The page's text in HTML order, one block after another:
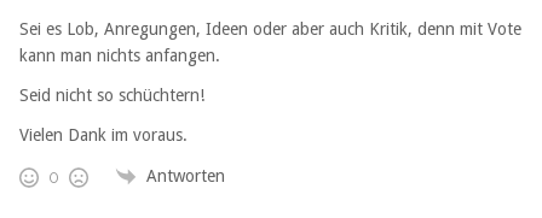
Sei es Lob, Anregungen, Ideen oder aber auch Kritik, denn mit Vote
kann man nichts anfangen.
Seid nicht so schüchtern!
Vielen Dank im voraus.
0 Antworten